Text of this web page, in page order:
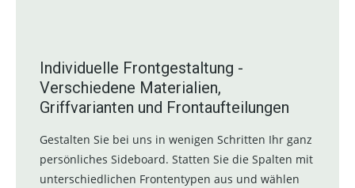
Individuelle Frontgestaltung -
Verschiedene Materialien,
Griffvarianten und Frontaufteilungen
Gestalten Sie bei uns in wenigen Schritten Ihr ganz
persönliches Sideboard. Statten Sie die Spalten mit
unterschiedlichen Frontentypen aus und wählen